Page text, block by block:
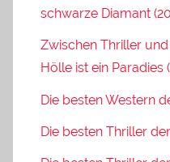
schwarze Diamant
Zwischen Thriller
Hölle ist ein Paradies
Die besten Western
Die besten Thriller